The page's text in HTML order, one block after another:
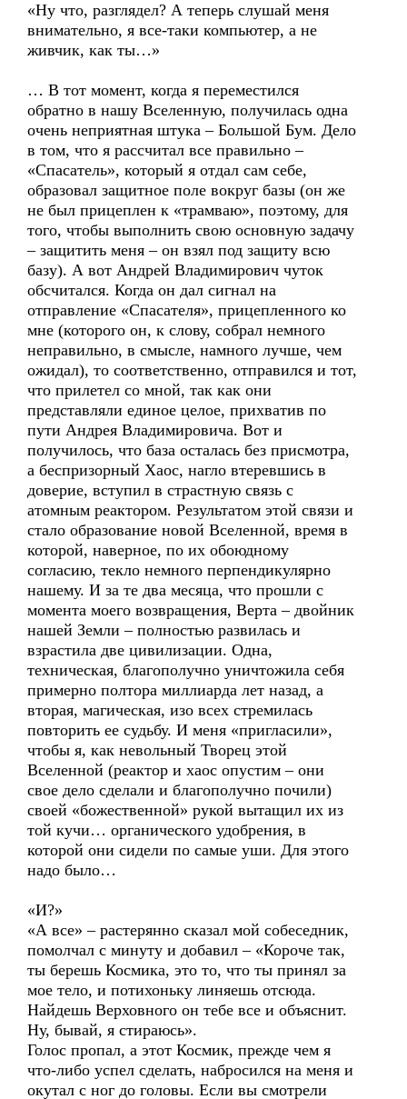
«Ну что, разглядел? А теперь слушай меня
внимательно, я все-таки компьютер, а не
живчик, как ты…»
… В тот момент, когда я переместился
обратно в нашу Вселенную, получилась одна
очень неприятная штука – Большой Бум. Дело
в том, что я рассчитал все правильно –
«Спасатель», который я отдал сам себе,
образовал защитное поле вокруг базы (он же
не был прицеплен к «трамваю», поэтому, для
того, чтобы выполнить свою основную задачу
– защитить меня – он взял под защиту всю
базу). А вот Андрей Владимирович чуток
обсчитался. Когда он дал сигнал на
отправление «Спасателя», прицепленного ко
мне (которого он, к слову, собрал немного
неправильно, в смысле, намного лучше, чем
ожидал), то соответственно, отправился и тот,
что прилетел со мной, так как они
представляли единое целое, прихватив по
пути Андрея Владимировича. Вот и
получилось, что база осталась без присмотра,
а беспризорный Хаос, нагло втеревшись в
доверие, вступил в страстную связь с
атомным реактором. Результатом этой связи и
стало образование новой Вселенной, время в
которой, наверное, по их обоюдному
согласию, текло немного перпендикулярно
нашему. И за те два месяца, что прошли с
момента моего возвращения, Верта – двойник
нашей Земли – полностью развилась и
взрастила две цивилизации. Одна,
техническая, благополучно уничтожила себя
примерно полтора миллиарда лет назад, а
вторая, магическая, изо всех стремилась
повторить ее судьбу. И меня «пригласили»,
чтобы я, как невольный Творец этой
Вселенной (реактор и хаос опустим – они
свое дело сделали и благополучно почили)
своей «божественной» рукой вытащил их из
той кучи… органического удобрения, в
которой они сидели по самые уши. Для этого
надо было…
«И?»
«А все» – растерянно сказал мой собеседник,
помолчал с минуту и добавил – «Короче так,
ты берешь Космика, это то, что ты принял за
мое тело, и потихоньку линяешь отсюда.
Найдешь Верховного он тебе все и объяснит.
Ну, бывай, я стираюсь».
Голос пропал, а этот Космик, прежде чем я
что-либо успел сделать, набросился на меня и
окутал с ног до головы. Если вы смотрели